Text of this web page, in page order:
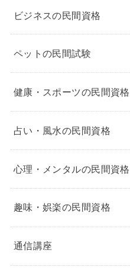
ビジネスの民間資格
ペットの民間試験
健康・スポーツの民間資格
占い・風水の民間資格
心理・メンタルの民間資格
趣味・娯楽の民間資格
通信講座